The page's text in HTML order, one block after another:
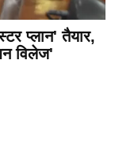
प्लान' तैयार,
विलेज'